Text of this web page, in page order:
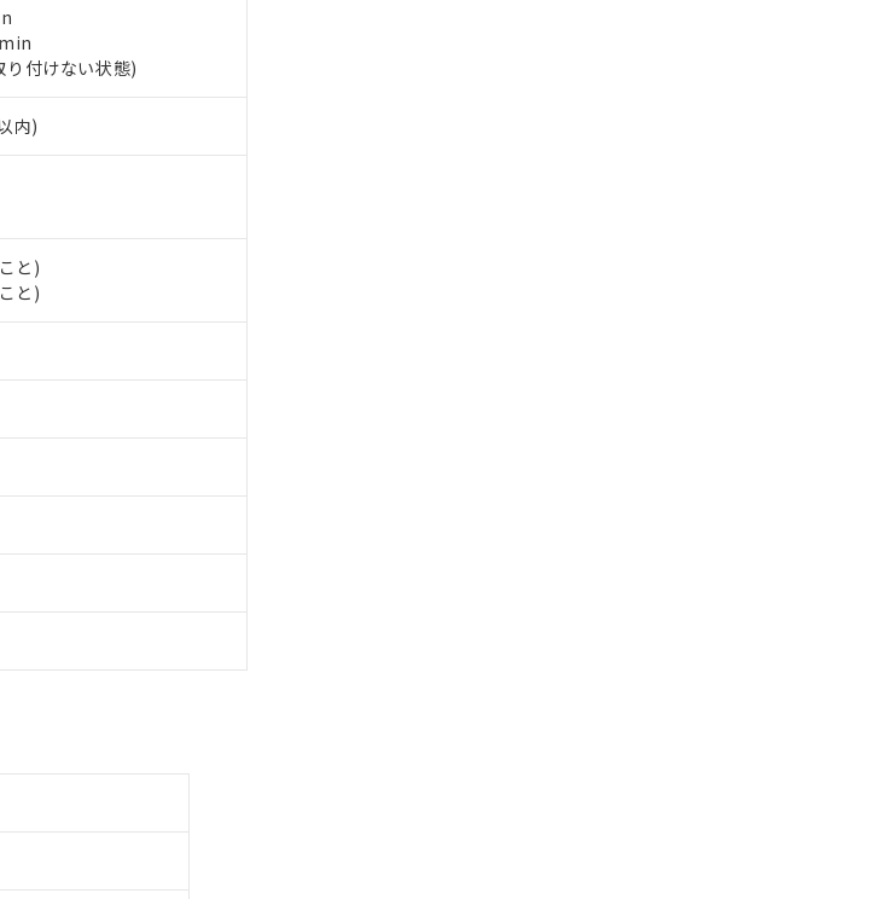
付けない状態)
内)
と)
と)
は「
前の承諾なく第三者に漏洩または開示しないようお願いしま
ス）をご利用いただくには、I-Webメンバーズにご登録され
された部品リストについて、当社および当社の共同利用者
様との取引・商談に必要な範囲で利用することをご了承くだ
共同利用に関して"
の「1.共同利用者の範囲」に記載されて
前後することがあります。
できます。
ので、過去に遡って非含有を証明するものではありません。
の対応では、対応完了までの期間は出荷製品に未対応品が
以下であることを示します。
外部に漏えいし、環境に深刻な影響を及ぼさない年数を意
わせください。
合は、上記1、2および3の内容を当該第三者に通知します。
関係者が違法に輸出するおそれがある場合は、取り引きをい
、お客様のお取引先、またはお客様担当のオムロン制御
ださい)
を公開していない機種